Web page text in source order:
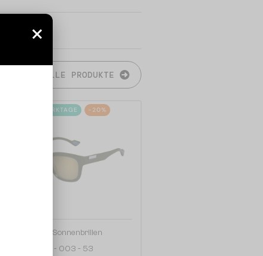
ALLE PRODUKTE
2-4 WERKTAGE -20%
Sonnenbrillen
GG1621SA - 003 - 53